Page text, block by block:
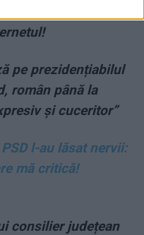
pe prezidențiabilul
român până la
și cuceritor”
l-au lăsat nervii:
mă critică!
consilier județean